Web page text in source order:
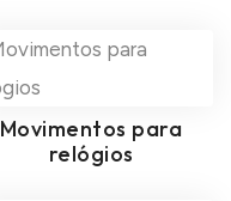
Movimentos para
relógios